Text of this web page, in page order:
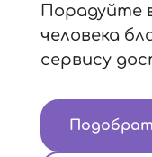
Порадуйте
человека
сервису